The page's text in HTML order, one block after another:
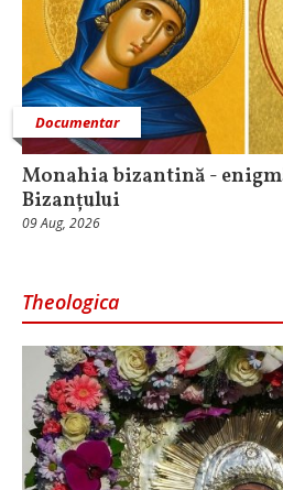
Documentar
Monahia bizantină -
Bizanțului
09 Aug, 2026
Theologica